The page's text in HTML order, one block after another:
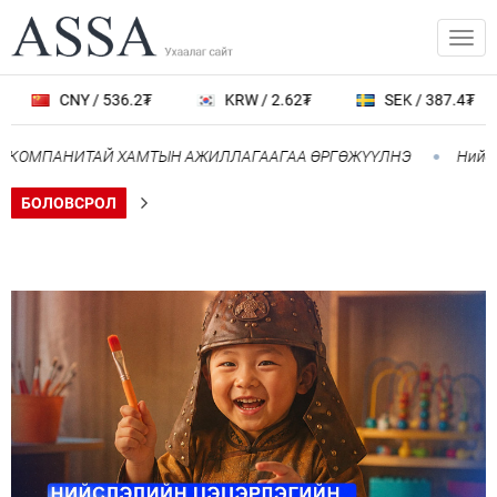
CNY / 536.2₮ KRW / 2.62₮ SEK / 387.4₮
ХАМТЫН АЖИЛЛАГААГАА ӨРГӨЖҮҮЛНЭ Нийслэлд
БОЛОВСРОЛ